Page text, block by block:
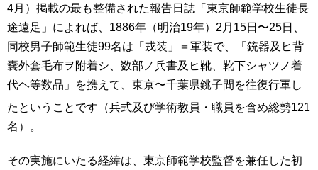
4月）掲載の最も整備された報告日誌「東京師範学校生徒長
途遠足」によれば、1886年（明治19年）2月15日〜25日、
同校男子師範生徒99名は「戎装」＝軍装で、「銃器及ヒ背
嚢外套毛布ヲ附着シ、数部ノ兵書及ヒ靴、靴下シャツノ着
代ヘ等数品」を携えて、東京〜千葉県銚子間を往復行軍し
たということです（兵式及び学術教員 ・職員を含め総勢121
名）。
その実施にいたる経緯は、東京師範学校監督を兼任した初